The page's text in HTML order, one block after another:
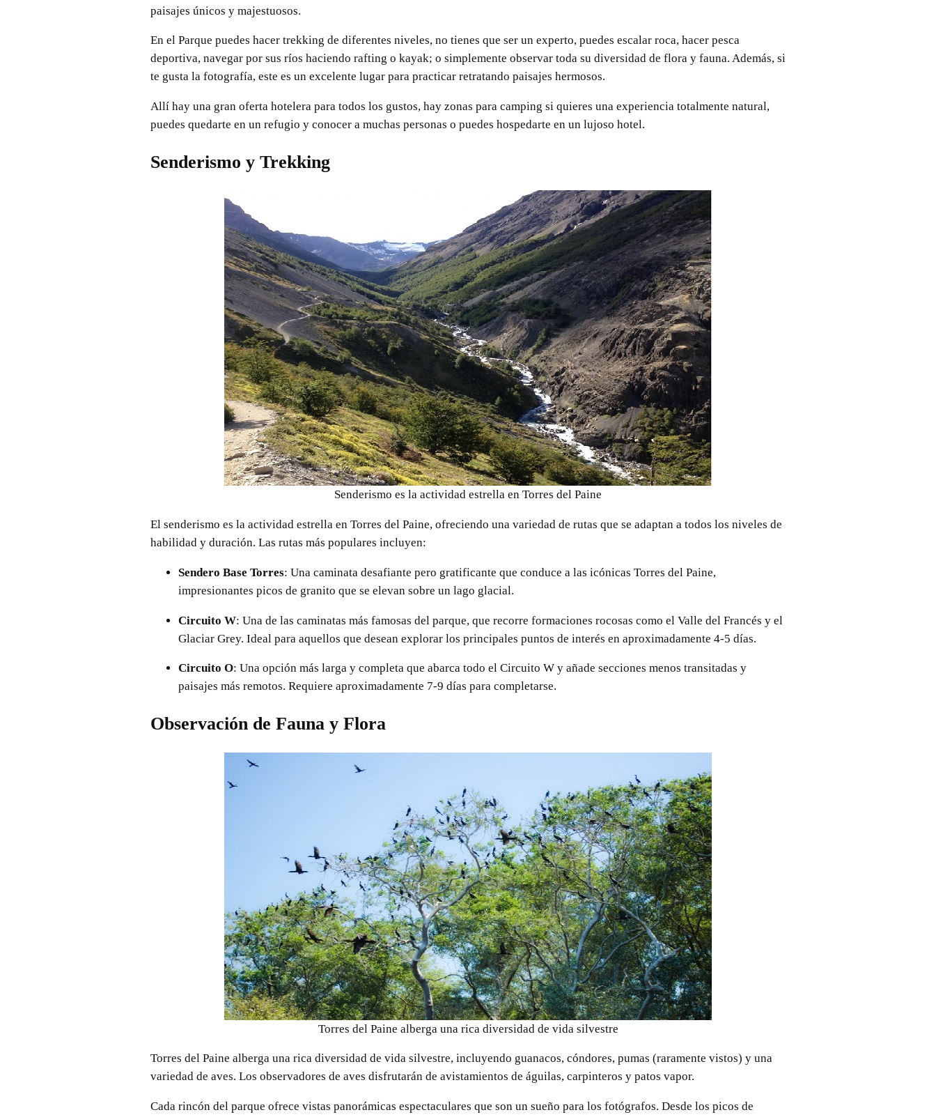
paisajes únicos y majestuosos.
En el Parque puedes hacer trekking de diferentes niveles, no tienes que ser un experto, puedes escalar roca, hacer pesca
deportiva, navegar por sus ríos haciendo rafting o kayak; o simplemente observar toda su diversidad de flora y fauna. Además, si
te gusta la fotografía, este es un excelente lugar para practicar retratando paisajes hermosos.
Allí hay una gran oferta hotelera para todos los gustos, hay zonas para camping si quieres una experiencia totalmente natural,
puedes quedarte en un refugio y conocer a muchas personas o puedes hospedarte en un lujoso hotel.
Senderismo y Trekking
Senderismo es la actividad estrella en Torres del Paine
El senderismo es la actividad estrella en Torres del Paine, ofreciendo una variedad de rutas que se adaptan a todos los niveles de
habilidad y duración. Las rutas más populares incluyen:
Sendero Base Torres: Una caminata desafiante pero gratificante que conduce a las icónicas Torres del Paine,
impresionantes picos de granito que se elevan sobre un lago glacial.
Circuito W: Una de las caminatas más famosas del parque, que recorre formaciones rocosas como el Valle del Francés y el
Glaciar Grey. Ideal para aquellos que desean explorar los principales puntos de interés en aproximadamente 4-5 días.
Circuito O: Una opción más larga y completa que abarca todo el Circuito W y añade secciones menos transitadas y
paisajes más remotos. Requiere aproximadamente 7-9 días para completarse.
Observación de Fauna y Flora
Torres del Paine alberga una rica diversidad de vida silvestre
Torres del Paine alberga una rica diversidad de vida silvestre, incluyendo guanacos, cóndores, pumas (raramente vistos) y una
variedad de aves. Los observadores de aves disfrutarán de avistamientos de águilas, carpinteros y patos vapor.
Cada rincón del parque ofrece vistas panorámicas espectaculares que son un sueño para los fotógrafos. Desde los picos de